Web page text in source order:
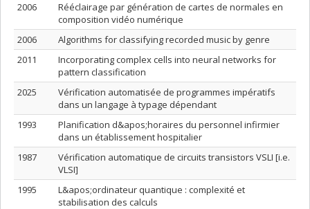
2006
Rééclairage par génération de cartes de normales en
composition vidéo numérique
2006
Algorithms for classifying recorded music by genre
2011
Incorporating complex cells into neural networks for
pattern classification
2025
Vérification automatisée de programmes impératifs
dans un langage à typage dépendant
1993
Planification d&apos;horaires du personnel infirmier
dans un établissement hospitalier
1987
Vérification automatique de circuits transistors VSLI [i.e.
VLSI]
1995
L&apos;ordinateur quantique : complexité et
stabilisation des calculs